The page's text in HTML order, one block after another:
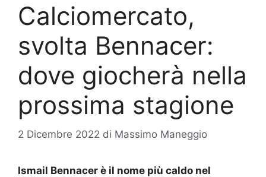
Calciomercato,
svolta Bennacer:
dove giocherà nella
prossima stagione
2 Dicembre 2022 di Massimo Maneggio
Ismail Bennacer è il nome più caldo nel